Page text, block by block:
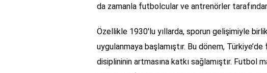
da zamanla futbolcular ve antrenörler
Özellikle 1930'lu yıllarda, sporun gelişimiyle
uygulanmaya başlamıştır. Bu dönem,
disiplininin artmasına katkı sağlamıştır. Futbol